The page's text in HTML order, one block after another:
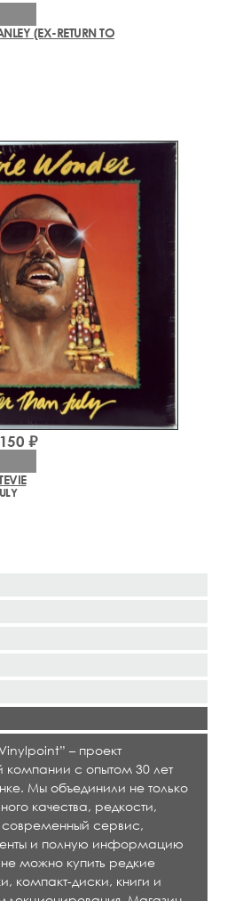
(EX-RETURN TO
₽
– проект
с опытом 30 лет
Мы объединили не только
качества, редкости,
сервис,
и полную информацию
можно купить редкие
компакт-диски, книги и